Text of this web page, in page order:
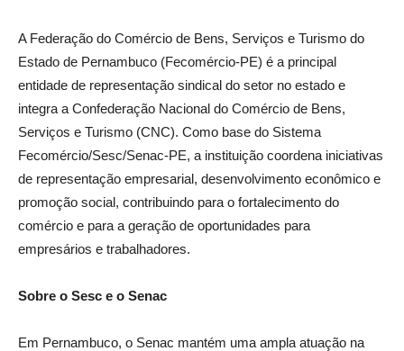
A Federação do Comércio de Bens, Serviços e Turismo do
Estado de Pernambuco (Fecomércio-PE) é a principal
entidade de representação sindical do setor no estado e
integra a Confederação Nacional do Comércio de Bens,
Serviços e Turismo (CNC). Como base do Sistema
Fecomércio/Sesc/Senac-PE, a instituição coordena iniciativas
de representação empresarial, desenvolvimento econômico e
promoção social, contribuindo para o fortalecimento do
comércio e para a geração de oportunidades para
empresários e trabalhadores.
Sobre o Sesc e o Senac
Em Pernambuco, o Senac mantém uma ampla atuação na